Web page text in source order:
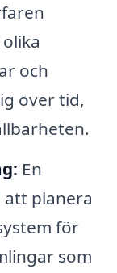
och
över tid,
En
att planera
för
som